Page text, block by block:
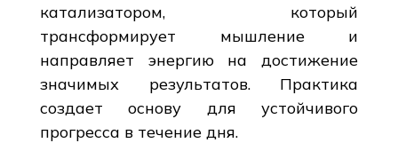
катализатором, который
трансформирует мышление и
направляет энергию на достижение
значимых результатов. Практика
создает основу для устойчивого
прогресса в течение дня.